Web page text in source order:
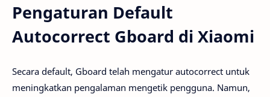
Pengaturan Default
Autocorrect Gboard di Xiaomi
Secara default, Gboard telah mengatur autocorrect untuk
meningkatkan pengalaman mengetik pengguna. Namun,